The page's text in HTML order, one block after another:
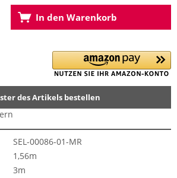
In den Warenkorb
des Artikels bestellen
SEL-00086-01-MR
1,56m
3m